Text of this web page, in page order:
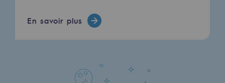
En savoir plus